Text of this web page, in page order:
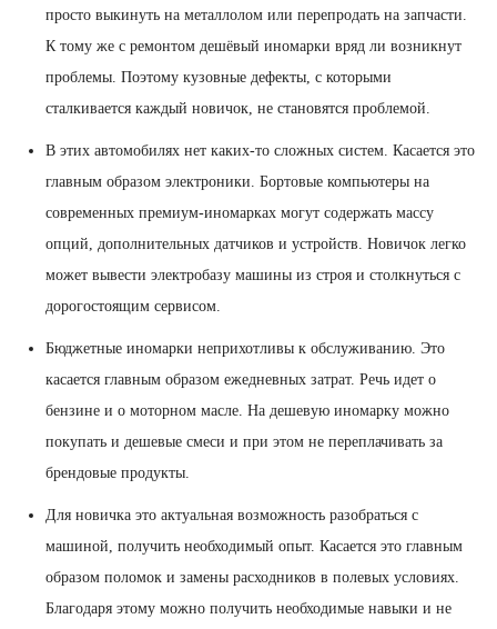
просто выкинуть на металлолом или перепродать на запчасти.
К тому же с ремонтом дешёвый иномарки вряд ли возникнут
проблемы. Поэтому кузовные дефекты, с которыми
сталкивается каждый новичок, не становятся проблемой.
В этих автомобилях нет каких-то сложных систем. Касается это
главным образом электроники. Бортовые компьютеры на
современных премиум-иномарках могут содержать массу
опций, дополнительных датчиков и устройств. Новичок легко
может вывести электробазу машины из строя и столкнуться с
дорогостоящим сервисом.
Бюджетные иномарки неприхотливы к обслуживанию. Это
касается главным образом ежедневных затрат. Речь идет о
бензине и о моторном масле. На дешевую иномарку можно
покупать и дешевые смеси и при этом не переплачивать за
брендовые продукты.
Для новичка это актуальная возможность разобраться с
машиной, получить необходимый опыт. Касается это главным
образом поломок и замены расходников в полевых условиях.
Благодаря этому можно получить необходимые навыки и не